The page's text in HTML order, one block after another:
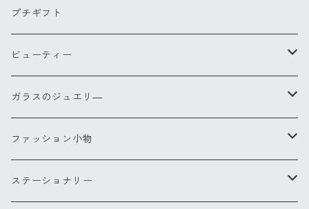
プチギフト
ビューティー
ヘアブラシ
Sサイズ
コンパクトブラシ
チークブラシ
ガラスのジュエリ―
リングXS(ナノ)
リングS
ファッション小物
スカーフ
ステーショナリー